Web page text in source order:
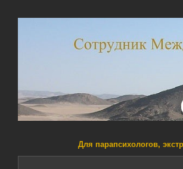
Для парапсихологов,